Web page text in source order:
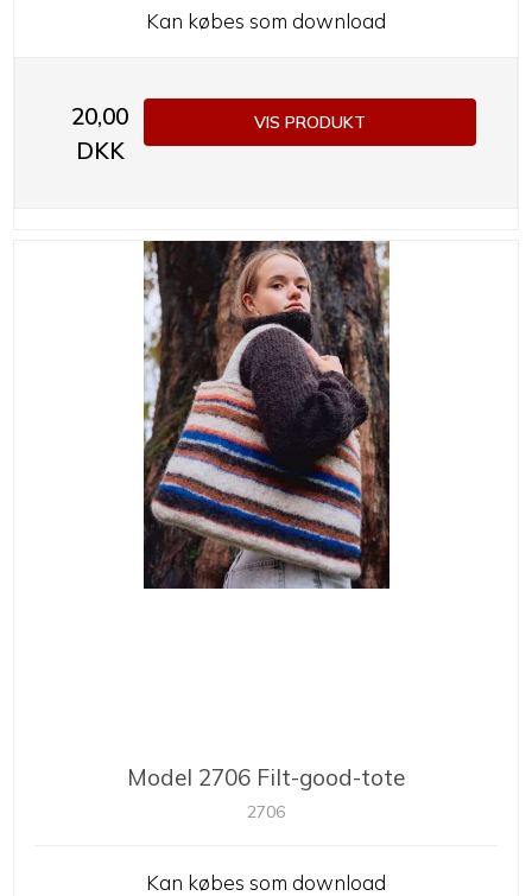
Kan købes som download
20,00
DKK
VIS PRODUKT
Model 2706 Filt-good-tote
2706
Kan købes som download